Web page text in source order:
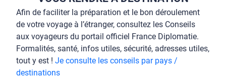
Afin de faciliter la préparation et le bon déroulement
de votre voyage à l’étranger, consultez les Conseils
aux voyageurs du portail officiel France Diplomatie.
Formalités, santé, infos utiles, sécurité, adresses utiles,
tout y est ! Je consulte les conseils par pays /
destinations